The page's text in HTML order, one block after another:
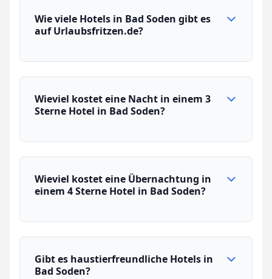
Wie viele Hotels in Bad Soden gibt es
auf Urlaubsfritzen.de?
Wieviel kostet eine Nacht in einem 3
Sterne Hotel in Bad Soden?
Wieviel kostet eine Übernachtung in
einem 4 Sterne Hotel in Bad Soden?
Gibt es haustierfreundliche Hotels in
Bad Soden?